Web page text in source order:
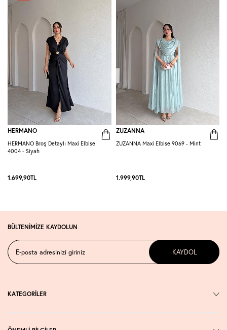
HERMANO
HERMANO Broş Detaylı Maxi Elbise
4004 - Siyah
1.699,90TL
ZUZANNA
ZUZANNA Maxi Elbise 9069 - Mint
1.999,90TL
BÜLTENİMİZE KAYDOLUN
KAYDOL
KATEGORİLER